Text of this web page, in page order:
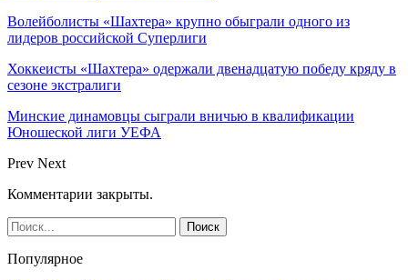
Волейболисты «Шахтера» крупно обыграли одного из
лидеров российской Суперлиги
Хоккеисты «Шахтера» одержали двенадцатую победу кряду в
сезоне экстралиги
Минские динамовцы сыграли вничью в квалификации
Юношеской лиги УЕФА
Prev Next
Комментарии закрыты.
Популярное